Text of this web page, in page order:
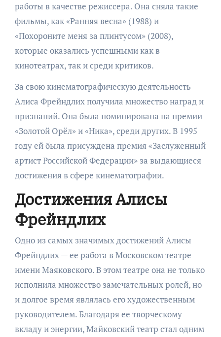
работы в качестве режиссера. Она сняла такие
фильмы, как «Ранняя весна» (1988) и
«Похороните меня за плинтусом» (2008),
которые оказались успешными как в
кинотеатрах, так и среди критиков.
За свою кинематографическую деятельность
Алиса Фрейндлих получила множество наград и
признаний. Она была номинирована на премии
«Золотой Орёл» и «Ника», среди других. В 1995
году ей была присуждена премия «Заслуженный
артист Российской Федерации» за выдающиеся
достижения в сфере кинематографии.
Достижения Алисы
Фрейндлих
Одно из самых значимых достижений Алисы
Фрейндлих — ее работа в Московском театре
имени Маяковского. В этом театре она не только
исполнила множество замечательных ролей, но
и долгое время являлась его художественным
руководителем. Благодаря ее творческому
вкладу и энергии, Майковский театр стал одним